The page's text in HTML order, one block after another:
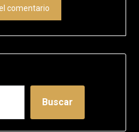
Buscar